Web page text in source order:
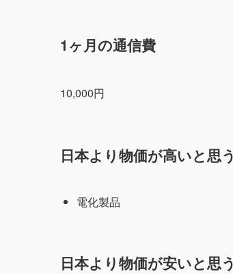
1ヶ月の通信費
10,000円
日本より物価が高いと思
電化製品
日本より物価が安いと思